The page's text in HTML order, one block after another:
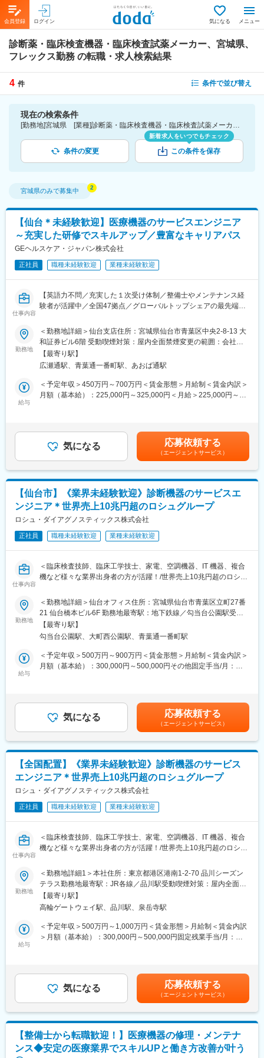
会員登録 ログイン 気になる メニュー
診断薬・臨床検査機器・臨床検査試薬メーカー、宮城県、
フレックス勤務 の転職・求人検索結果
4 件 条件で並び替え
現在の検索条件
[勤務地]宮城県 [業種]診断薬・臨床検査機器・臨床検査試薬メーカー-医薬品・医療機器・ライフサイエンス・医療系サービス [詳細条件](休日・働き方)フレックス勤務
条件の変更
新着求人をいつでもチェック
この条件を保存
宮城県のみで募集中
【仙台＊未経験歓迎】医療機器のサービスエンジニア
～充実した研修でスキルアップ／豊富なキャリアパス
GEヘルスケア・ジャパン株式会社
正社員 職種未経験歓迎 業種未経験歓迎
仕事内容
【英語力不問／充実した１次受け体制／整備士やメンテナンス経
験者が活躍中／全国47拠点／グローバルトップシェアの最先端医
■業務内容：
医療画像診断装置（CT,MRI）、超音波診断装置や麻酔器
（LCS）、生体モニターを展開する同社のサービスステーション
の一員として、下記のような業務をお任せします。
・医療装置の保守 修理、点検等メンテナンス
・機器導入後の技術支援や購入前後のサポート
・技術的な問い合わせ対応
■就業環境：年間を通しての残業時間は平均して30～40時間とな
っており、夜間の対応につきましては月1, 2回のペースです。一次
対応はコールセンターが行い、現場での対応が必要な場合のみ、
を求められることはありません。
■サポート体制：不明な点は本部アプリケーションエンジニアおよ
びテクニカルサポートエンジニアがいるため、最初は専門的な知
識はそこまで持っていなくても大丈夫です。スキルを備えたあと
は土日（当番制）に呼び出しはありますが一次対応はコールセン
ターが行い、現場での対応が必要な場合のみ、出勤します。また
呼び出し手当、待機手当、時間外出勤手当などはしっかり完備さ
れております。
■研修制度：各営業所の先輩社員とOJT形式で半年～1年程度かけ
て育成を行います。過去にも未経験の方も多く入社していますの
■長期的な就業可能：現在は勤続年数20年と在籍している方も多
数おり年齢層も20歳～50歳とバランスよく活躍しています。自己
都合の退職も3~5％と大手日系メーカーと同様に非常に長く働け
る環境です。
ることができます。エンジニアのキャリアパスは無限であり、社
内公募制度によりサービスマネージャーとして現場のマネジメン
勤務地
＜勤務地詳細＞仙台支店住所：宮城県仙台市青葉区中央2-8-13 大
和証券ビル6階 受動喫煙対策：屋内全面禁煙変更の範囲：会社の
定める事業所（リモートワーク含む）
【最寄り駅】
広瀬通駅、青葉通一番町駅、あおば通駅
給与
＜予定年収＞450万円～700万円＜賃金形態＞月給制＜賃金内訳＞
月額（基本給）：225,000円～325,000円＜月給＞225,000円～
までも目安の金額であり、選考を通じて上下する可能性がありま
す。月給(月額)は固定手当を含めた表記です。賃金はあくまでも目
安の金額であり、選考を通じて上下する可能性があります。月給
(月額)は固定手当を含めた表記です。
気になる 応募依頼する
（エージェントサービス）
【仙台市】《業界未経験歓迎》診断機器のサービスエ
ンジニア＊世界売上10兆円超のロシュグループ
ロシュ・ダイアグノスティックス株式会社
正社員 職種未経験歓迎 業種未経験歓迎
仕事内容
＜臨床検査技師、臨床工学技士、家電、空調機器、IT 機器、複合
機など様々な業界出身者の方が活躍！/世界売上10兆円超のロシュ
業20時間/夜間呼び出しほとんどなし/直行直属/研修体制充実＞
■求人概要：
フィールドサービスエンジニア職として、当社製品の新規据付、
保守点検をお任せいたします。コロナ禍以降、医療や検査の意義
が更に高まりニーズが増加する中での増員採用となります。社会
貢献、顧客への価値向上意識が高く、自身の専門性を高めたい方
・当社検査機器の新規据付
・ユーザー（臨床検査技師）に対する機器の操作説明
※保守点検は契約締結や請求業務はありますが、契約目標などの予
算はありません。
※緊急時の一次対応はコールセンターが対応です。二次対応として
後日修理に訪問することがメインとなります。
■担当製品・環境：
医療機関や検査センターで使用される臨床検査機器になります。
顧客から圧倒的な知名度があるだけでなく、業務を通して顧客と
深く接点を持てるため、営業職など社内連携を通して、顧客の検
査の質や生産性向上に貢献することができます。実際に本ポジシ
環境、かつチーム全員で協力・分担する環境があります。
■働き方：
・月平均残業時間は20時間程度
得ます。また大型連休など、医療機関がお休みの際に作業が集中
します。夜間/休日の対応は週単位でチームで当番制で行ってお
■研修体制：
入社後6か月間は東京本社での研修を予定しております。（遠方の
方は住居を手配します。）取り扱い製品数は多いですが、支店配
属後も先輩社員との同行を通して業務習得していただくため、業
界未経験であっても一人立ちできるよう研修体制を整えておりま
す。
勤務地
＜勤務地詳細＞仙台オフィス住所：宮城県仙台市青葉区立町27番
21 仙台橋本ビル6F 勤務地最寄駅：地下鉄線／勾当台公園駅受動
喫煙対策：屋内全面禁煙変更の範囲：会社の定める事業所（リモ
ートワーク含む）
【最寄り駅】
勾当台公園駅、大町西公園駅、青葉通一番町駅
給与
＜予定年収＞500万円～900万円＜賃金形態＞月給制＜賃金内訳＞
月額（基本給）：300,000円～500,000円その他固定手当/月：
業手当＞有＜給与補足＞※今までのご経験に応じ、決定します。賃
金はあくまでも目安の金額であり、選考を通じて上下する可能性
があります。月給(月額)は固定手当を含めた表記です。
気になる 応募依頼する
（エージェントサービス）
【全国配置】《業界未経験歓迎》診断機器のサービス
エンジニア＊世界売上10兆円超のロシュグループ
ロシュ・ダイアグノスティックス株式会社
正社員 職種未経験歓迎 業種未経験歓迎
仕事内容
＜臨床検査技師、臨床工学技士、家電、空調機器、IT 機器、複合
機など様々な業界出身者の方が活躍！/世界売上10兆円超のロシュ
業20時間/夜間呼び出しほとんどなし/直行直属/研修体制充実＞
■求人概要：
フィールドサービスエンジニア職として、当社製品の新規据付、
保守点検をお任せいたします。コロナ禍以降、医療や検査の意義
が更に高まりニーズが増加する中での増員採用となります。社会
貢献、顧客への価値向上意識が高く、自身の専門性を高めたい方
・当社検査機器の新規据付
・ユーザー（臨床検査技師）に対する機器の操作説明
※保守点検は契約締結や請求業務はありますが、契約目標などの予
算はありません。
※緊急時の一次対応はコールセンターが対応です。二次対応として
勤務地
＜勤務地詳細1＞本社住所：東京都港区港南1-2-70 品川シーズン
テラス勤務地最寄駅：JR各線／品川駅受動喫煙対策：屋内全面禁
煙＜勤務地詳細2＞全国（エリア確約不可）住所：全国いずれかの
配属となります。 受動喫煙対策：敷地内喫煙可能場所あり変更の
【最寄り駅】
高輪ゲートウェイ駅、品川駅、泉岳寺駅
給与
＜予定年収＞500万円～1,000万円＜賃金形態＞月給制＜賃金内訳
＞月額（基本給）：300,000円～500,000円固定残業手当/月：
でのご経験に応じ、決定します。賃金はあくまでも目安の金額で
あり、選考を通じて上下する可能性があります。月給(月額)は固定
手当を含めた表記です。
気になる 応募依頼する
（エージェントサービス）
【整備士から転職歓迎！】医療機器の修理・メンテナ
ンス◆安定の医療業界でスキルUPと働き方改善が叶う